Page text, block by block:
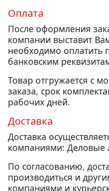
Оплата
После оформления
компании выставит
необходимо оплатить
банковским
Товар отгружается с
заказа, срок
рабочих дней.
Доставка
Доставка
компаниями: Деловые
По согласованию,
производиться и
компаниями и